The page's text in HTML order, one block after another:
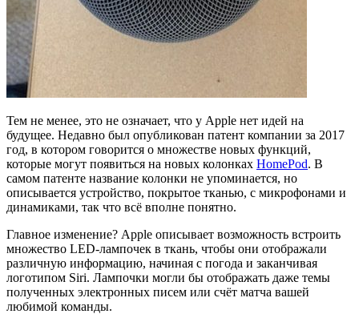
Тем не менее, это не означает, что у Apple нет идей на
будущее. Недавно был опубликован патент компании за 2017
год, в котором говорится о множестве новых функций,
которые могут появиться на новых колонках HomePod. В
самом патенте название колонки не упоминается, но
описывается устройство, покрытое тканью, с микрофонами и
динамиками, так что всё вполне понятно.
Главное изменение? Apple описывает возможность встроить
множество LED-лампочек в ткань, чтобы они отображали
различную информацию, начиная с погода и заканчивая
логотипом Siri. Лампочки могли бы отображать даже темы
полученных электронных писем или счёт матча вашей
любимой команды.